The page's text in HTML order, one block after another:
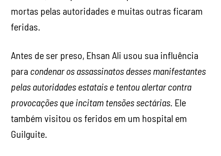
mortas pelas autoridades e muitas outras ficaram
feridas.
Antes de ser preso, Ehsan Ali usou sua influência
para condenar os assassinatos desses manifestantes
pelas autoridades estatais e tentou alertar contra
provocações que incitam tensões sectárias. Ele
também visitou os feridos em um hospital em
Guilguite.